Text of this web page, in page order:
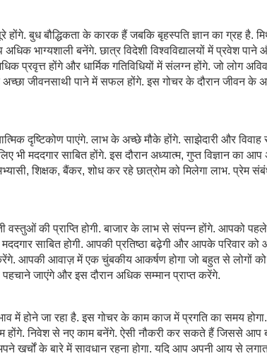
होंगे. बुध बौद्धिकता के कारक हैं जबकि बृहस्पति ज्ञान का ग्रह है.
भाग्यशाली बनेंगे. छात्र विदेशी विश्वविद्यालयों में प्रवेश पाने
प्रवृत्त होंगे और धार्मिक गतिविधियों में संलग्न होंगे. जो लोग
जीवनसाथी पाने में सफल होंगे. इस गोचर के दौरान जीवन के
दृष्टिकोण पाएंगे. लाभ के अच्छे मौके होंगे. साझेदारी और विवाह
मददगार साबित होंगे. इस दौरान अध्यात्म, गुप्त विज्ञान का
शिक्षक, बैंकर, शोध कर रहे छात्रोम को मिलेगा लाभ. प्रेम
वस्तुओं की प्राप्ति होगी. बाजार के लाभ से संपन्न होंगे. आपको
साबित होगी. आपकी प्रतिष्ठा बढ़ेगी और आपके परिवार को
करेंगे. आपकी आवाज़ में एक चुंबकीय आकर्षण होगा जो बहुत से लोगों
जाएंगे और इस दौरान अधिक सम्मान प्राप्त करेंगे.
में होने जा रहा है. इस गोचर के काम काज में प्रगति का समय होगा.
होंगे. निवेश से नए काम बनेंगे. ऐसी नौकरी कर सकते हैं जिससे आप
खर्चों के बारे में सावधान रहना होगा. यदि आप अपनी आय से